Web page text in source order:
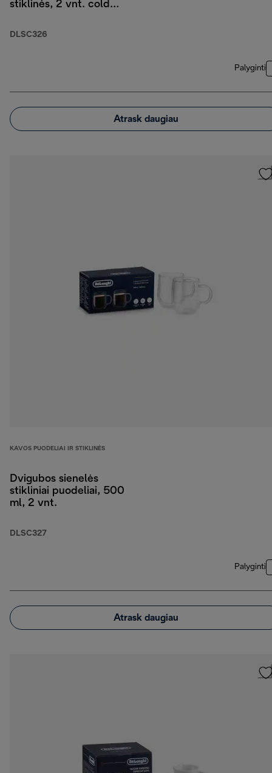
stiklinės, 2 vnt. cold
dvigubo stiklo stiklinės
DLSC326
Palyginti
Atrask daugiau
KAVOS PUODELIAI IR STIKLINĖS
Dvigubos sienelės
stikliniai puodeliai, 500
ml, 2 vnt.
DLSC327
Palyginti
Atrask daugiau